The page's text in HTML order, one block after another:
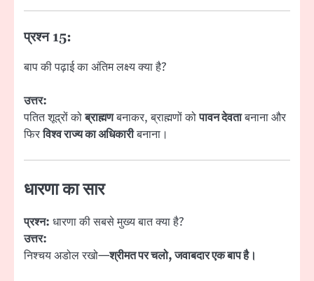
प्रश्न 15:
बाप की पढ़ाई का अंतिम लक्ष्य क्या है?
उत्तर:
पतित शूद्रों कोब्राह्मणबनाकर, ब्राह्मणों कोपावन देवताबनाना और
फिरविश्व राज्य का अधिकारीबनाना।
धारणा का सार
प्रश्न: धारणा की सबसे मुख्य बात क्या है?
उत्तर:
निश्चय अडोल रखो—श्रीमत पर चलो, जवाबदार एक बाप है।